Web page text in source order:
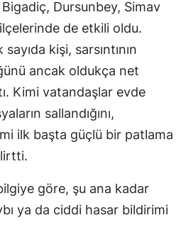
Kırşehir
Kocaeli
Konya
Kütahya
Malatya
Kahramanmaraş
Mardin
Bigadiç, Dursunbey, Simav
ilçelerinde de etkili oldu.
kişi, sarsıntının
ancak oldukça net
Kimi vatandaşlar evde
sallandığını,
ilk başta güçlü bir patlama
göre, şu ana kadar
ya da ciddi hasar bildirimi